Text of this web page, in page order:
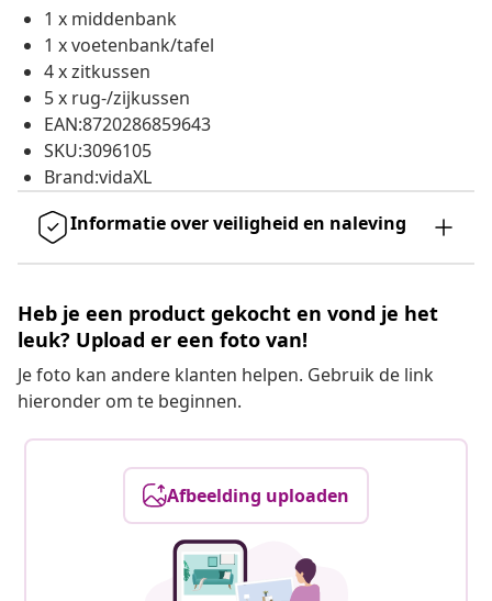
1 x middenbank
1 x voetenbank/tafel
4 x zitkussen
5 x rug-/zijkussen
EAN:8720286859643
SKU:3096105
Brand:vidaXL
Informatie over veiligheid en naleving
Heb je een product gekocht en vond je het
leuk? Upload er een foto van!
Je foto kan andere klanten helpen. Gebruik de link
hieronder om te beginnen.
Afbeelding uploaden